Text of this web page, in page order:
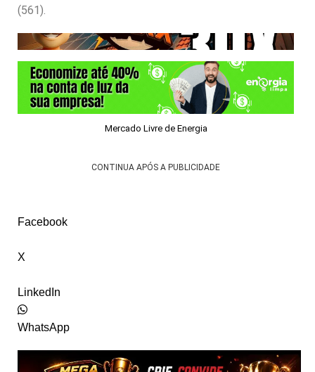
(561).
Mercado Livre de Energia
CONTINUA APÓS A PUBLICIDADE
Facebook
X
LinkedIn
WhatsApp